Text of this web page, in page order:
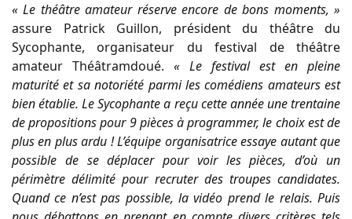
« Le théâtre amateur réserve encore de bons moments, »
assure Patrick Guillon, président du théâtre du
Sycophante, organisateur du festival de théâtre
amateur Théâtramdoué. « Le festival est en pleine
maturité et sa notoriété parmi les comédiens amateurs est
bien établie. Le Sycophante a reçu cette année une trentaine
de propositions pour 9 pièces à programmer, le choix est de
plus en plus ardu ! L’équipe organisatrice essaye autant que
possible de se déplacer pour voir les pièces, d’où un
périmètre délimité pour recruter des troupes candidates.
Quand ce n’est pas possible, la vidéo prend le relais. Puis